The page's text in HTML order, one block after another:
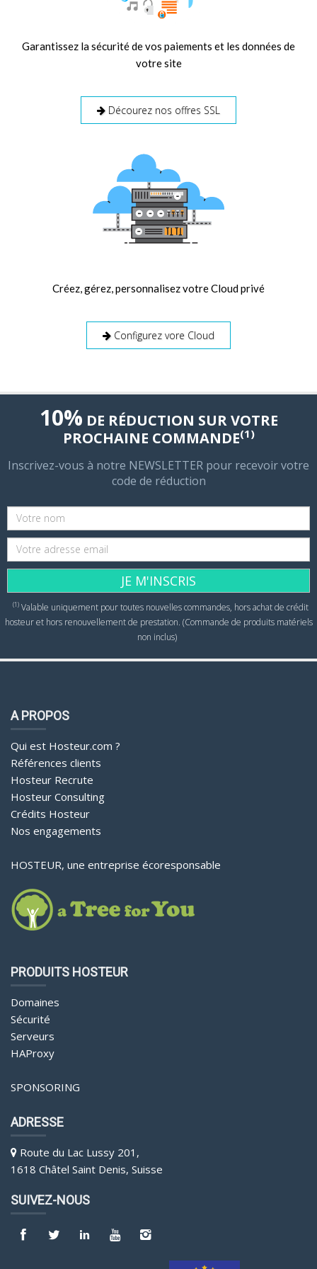
Garantissez la sécurité de vos paiements et les données de
votre site
Décourez nos offres SSL
Créez, gérez, personnalisez votre Cloud privé
Configurez vore Cloud
10% DE RÉDUCTION SUR VOTRE
PROCHAINE COMMANDE(1)
Inscrivez-vous à notre NEWSLETTER pour recevoir votre
code de réduction
JE M'INSCRIS
(1)Valable uniquement pour toutes nouvelles commandes, hors achat de crédit
hosteur et hors renouvellement de prestation. (Commande de produits matériels
non inclus)
A PROPOS
Qui est Hosteur.com ?
Références clients
Hosteur Recrute
Hosteur Consulting
Crédits Hosteur
Nos engagements
HOSTEUR, une entreprise écoresponsable
PRODUITS HOSTEUR
Domaines
Sécurité
Serveurs
HAProxy
SPONSORING
ADRESSE
Route du Lac Lussy 201,
1618 Châtel Saint Denis, Suisse
SUIVEZ-NOUS